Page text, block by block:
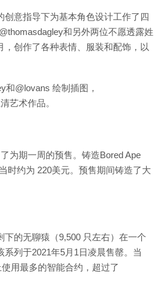
创意指导下为基本角色设计工作了四
和另外两位不愿透露姓
，创作了各种表情、服装和配饰，以
和@lovans 绘制插图，
艺术作品。
为期一周的预售。铸造Bored Ape
时约为 220美元。预售期间铸造了大
的无聊猿（9,500 只左右）在一个
列于2021年5月1日凌晨售罄。当
用最多的智能合约，超过了